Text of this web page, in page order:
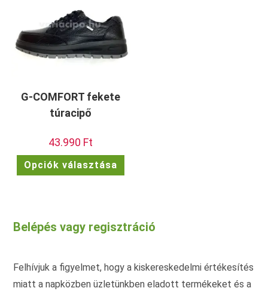
G-COMFORT fekete
túracipő
43.990 Ft
Opciók választása
terméknek
a
termékoldalon
Belépés vagy regisztráció
Felhívjuk a figyelmet, hogy a kiskereskedelmi értékesítés
miatt a napközben üzletünkben eladott termékeket és a